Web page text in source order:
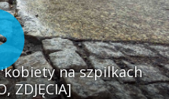
na szpilkach
ZDJĘCIA]